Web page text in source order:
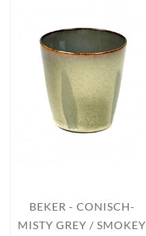
BEKER - CONISCH-
MISTY GREY / SMOKEY